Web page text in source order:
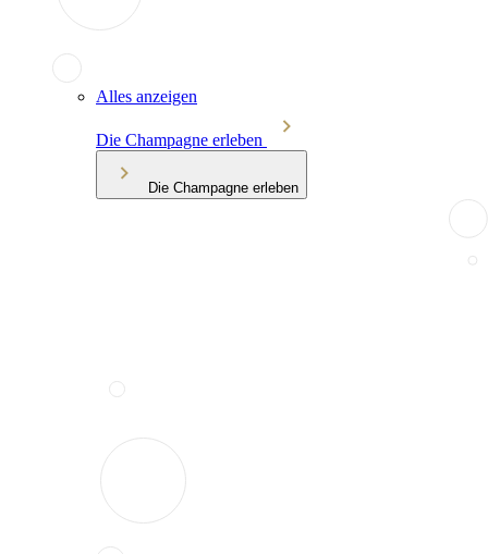
Alles anzeigen
Die Champagne erleben
Die Champagne erleben